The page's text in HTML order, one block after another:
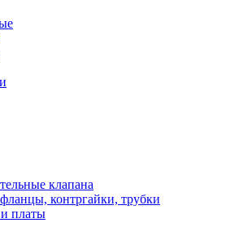
клапана
контргайки, трубки
платы